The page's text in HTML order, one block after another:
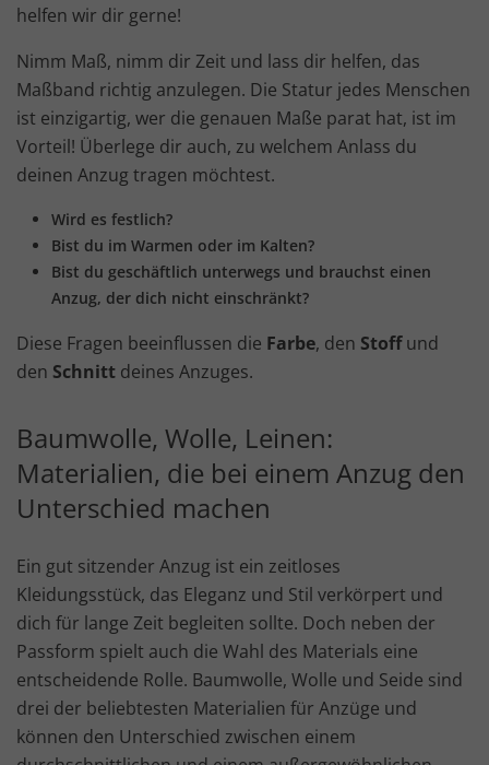
helfen wir dir gerne!
Nimm Maß, nimm dir Zeit und lass dir helfen, das
Maßband richtig anzulegen. Die Statur jedes Menschen
ist einzigartig, wer die genauen Maße parat hat, ist im
Vorteil! Überlege dir auch, zu welchem Anlass du
deinen Anzug tragen möchtest.
Wird es festlich?
Bist du im Warmen oder im Kalten?
Bist du geschäftlich unterwegs und brauchst einen
Anzug, der dich nicht einschränkt?
Diese Fragen beeinflussen die Farbe, den Stoffund
den Schnitt deines Anzuges.
Baumwolle, Wolle, Leinen:
Materialien, die bei einem Anzug den
Unterschied machen
Ein gut sitzender Anzug ist ein zeitloses
Kleidungsstück, das Eleganz und Stil verkörpert und
dich für lange Zeit begleiten sollte. Doch neben der
Passform spielt auch die Wahl des Materials eine
entscheidende Rolle. Baumwolle, Wolle und Seide sind
drei der beliebtesten Materialien für Anzüge und
können den Unterschied zwischen einem